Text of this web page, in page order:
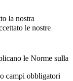
la nostra
le nostre
le Norme sulla
campi obbligatori